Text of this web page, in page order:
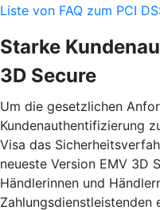
Liste von FAQ zum PCI
Starke
3D Secure
Um die gesetzlichen
Kundenauthentifizierung
Visa das
neueste Version EMV 3D
Händlerinnen und
Zahlungsdienstleistenden